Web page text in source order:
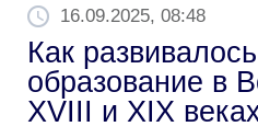
16.09.2025, 08:48
Как
образование в
XVIII и XIX